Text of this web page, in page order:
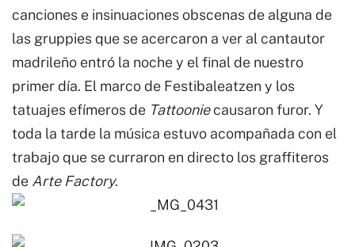
canciones e insinuaciones obscenas de alguna de
las gruppies que se acercaron a ver al cantautor
madrileño entró la noche y el final de nuestro
primer día. El marco de Festibaleatzen y los
tatuajes efímeros de Tattooniecausaron furor. Y
toda la tarde la música estuvo acompañada con el
trabajo que se curraron en directo los graffiteros
de Arte Factory.